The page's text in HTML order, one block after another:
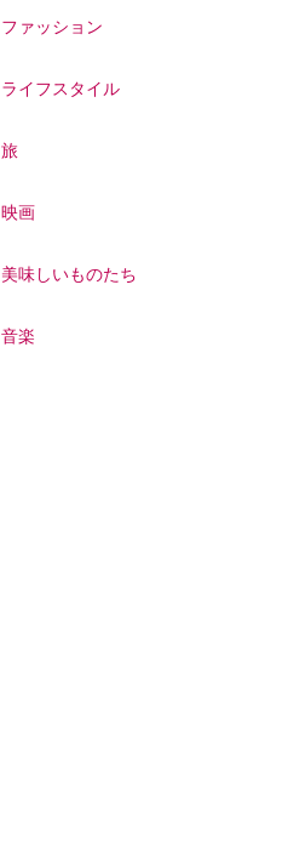
ファッション
ライフスタイル
旅
映画
美味しいものたち
音楽